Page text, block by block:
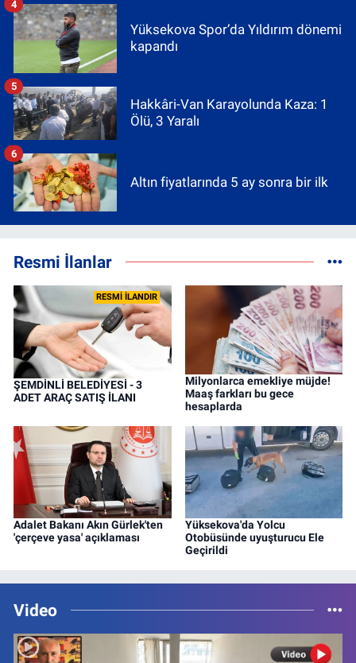
Yüksekova Spor’da Yıldırım dönemi
kapandı
4
Hakkâri-Van Karayolunda Kaza: 1
Ölü, 3 Yaralı
5
Altın fiyatlarında 5 ay sonra bir ilk
6
Resmi İlanlar
RESMİ İLANDIR
ŞEMDİNLİ BELEDİYESİ - 3
ADET ARAÇ SATIŞ İLANI
Milyonlarca emekliye müjde!
Maaş farkları bu gece
hesaplarda
Adalet Bakanı Akın Gürlek'ten
'çerçeve yasa' açıklaması
Yüksekova'da Yolcu
Otobüsünde uyuşturucu Ele
Geçirildi
Video